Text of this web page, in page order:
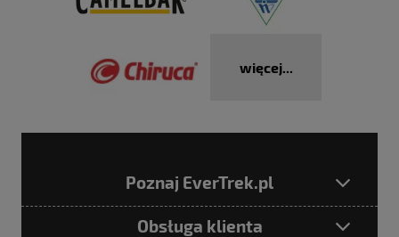
więcej...
Poznaj EverTrek.pl
Obsługa klienta